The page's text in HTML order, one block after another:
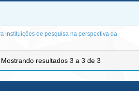
instituições de pesquisa na perspectiva da
Mostrando resultados 3 a 3 de 3